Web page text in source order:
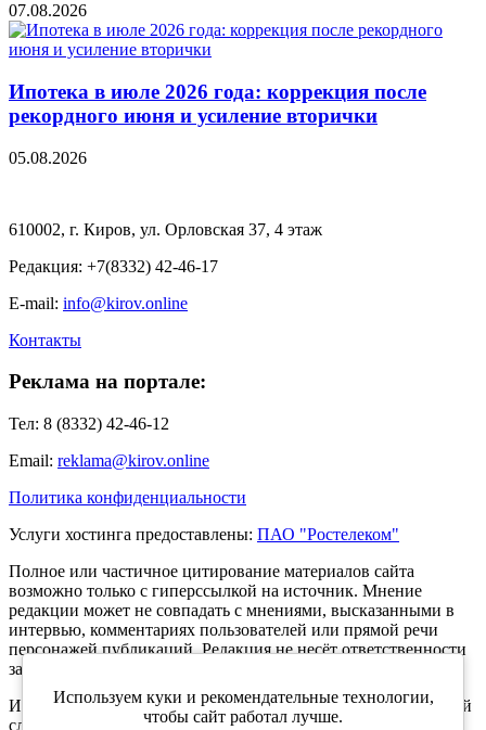
07.08.2026
Ипотека в июле 2026 года: коррекция после
рекордного июня и усиление вторички
05.08.2026
610002, г. Киров, ул. Орловская 37, 4 этаж
Редакция: +7(8332) 42-46-17
E-mail: info@kirov.online
Контакты
Реклама на портале:
Тел: 8 (8332) 42-46-12
Email: reklama@kirov.online
Политика конфиденциальности
Услуги хостинга предоставлены: ПАО "Ростелеком"
Полное или частичное цитирование материалов сайта
возможно только с гиперссылкой на источник. Мнение
редакции может не совпадать с мнениями, высказанными в
интервью, комментариях пользователей или прямой речи
персонажей публикаций. Редакция не несёт ответственности
за текст комментариев читателей.
Интернет-портал Kirov.online зарегистрирован в Федеральной
службе по надзору в сфере связи, информационных
Используем куки и рекомендательные технологии,
чтобы сайт работал лучше.